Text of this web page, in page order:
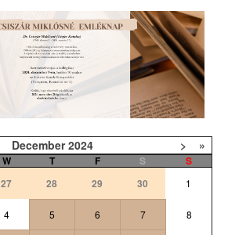
December 2024 > »
W T F S
S
27 28 29 30 1
4 5 6 7 8